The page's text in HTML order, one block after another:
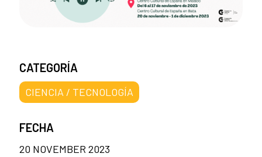
CATEGORÍA
CIENCIA / TECNOLOGÍA
FECHA
20 NOVEMBER 2023